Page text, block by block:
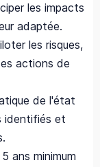
les impacts
adaptée.
les risques,
actions de
de l'état
identifiés et
ans minimum